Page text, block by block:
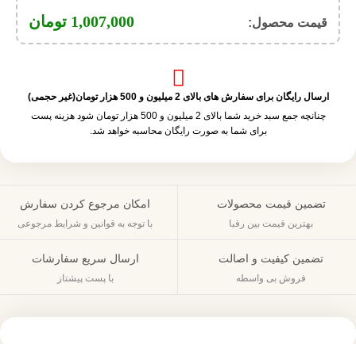
قیمت محصول:​ 1,007,000 تومان
ارسال رایگان برای سفارش های بالای 2 میلیون و 500 هزار تومان(غیر حجمی)
چنانچه جمع سبد خرید شما بالای 2 میلیون و 500 هزار تومان شود هزینه پست
برای شما به صورت رایگان محاسبه خواهد شد.
تضمین قیمت محصولات
بهترین قیمت بین رقبا
امکان مرجوع کردن سفارش
با توجه به قوانین و شرایط مرجوعی
تضمین کیفیت و اصالت
فروش بی واسطه
ارسال سریع سفارشات
با پست پیشتاز